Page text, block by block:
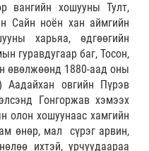
вангийн хошууны Тулт,
Сайн ноён хан аймгийн
харьяа, өдгөөгийн
гуравдугаар баг, Тосон,
өвөлжөөнд 1880-аад оны
Аадайхан овгийн Пүрэв
Гонгоржав хэмээх
олон хошуунаас хамгийн
өнөр, мал сүрэг арвин,
ихтэй, урчуудаараа